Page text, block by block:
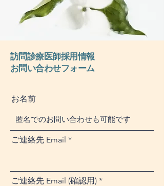
訪問診療医師採用情報
お問い合わせフォーム
お名前
ご連絡先 Email
ご連絡先 Email (確認用)